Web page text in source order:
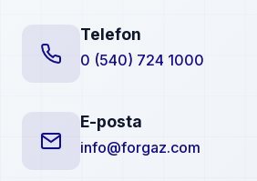
Telefon
0 (540) 724 1000
E-posta
info@forgaz.com